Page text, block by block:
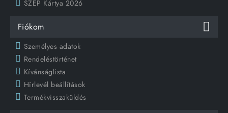
SZÉP Kártya 2026
Fiókom
Személyes adatok
Rendeléstörténet
Kívánságlista
Hírlevél beállítások
Termékvisszaküldés